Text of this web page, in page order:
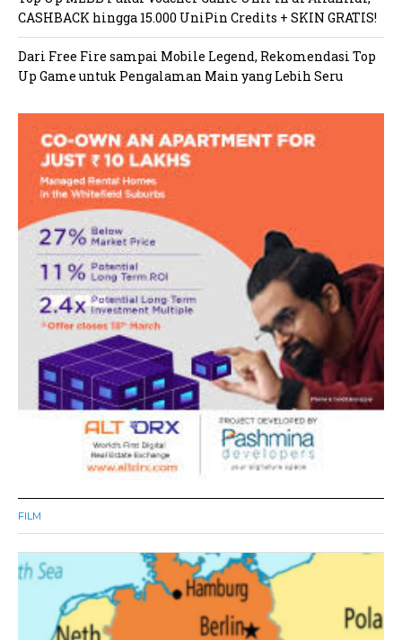
CASHBACK hingga 15.000 UniPin Credits + SKIN GRATIS!
Dari Free Fire sampai Mobile Legend, Rekomendasi Top
Up Game untuk Pengalaman Main yang Lebih Seru
FILM